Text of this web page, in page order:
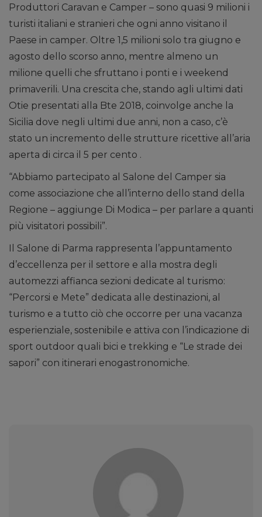
Produttori Caravan e Camper – sono quasi 9 milioni i
turisti italiani e stranieri che ogni anno visitano il
Paese in camper. Oltre 1,5 milioni solo tra giugno e
agosto dello scorso anno, mentre almeno un
milione quelli che sfruttano i ponti e i weekend
primaverili. Una crescita che, stando agli ultimi dati
Otie presentati alla Bte 2018, coinvolge anche la
Sicilia dove negli ultimi due anni, non a caso, c’è
stato un incremento delle strutture ricettive all’aria
aperta di circa il 5 per cento .
“Abbiamo partecipato al Salone del Camper sia
come associazione che all’interno dello stand della
Regione – aggiunge Di Modica – per parlare a quanti
più visitatori possibili”.
Il Salone di Parma rappresenta l’appuntamento
d’eccellenza per il settore e alla mostra degli
automezzi affianca sezioni dedicate al turismo:
“Percorsi e Mete” dedicata alle destinazioni, al
turismo e a tutto ciò che occorre per una vacanza
esperienziale, sostenibile e attiva con l’indicazione di
sport outdoor quali bici e trekking e “Le strade dei
sapori” con itinerari enogastronomiche.